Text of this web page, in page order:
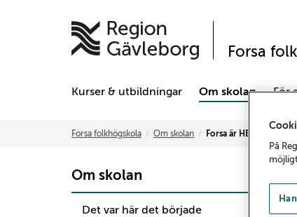
Forsa
Kurser & utbildningar
Om skolan För
Forsa folkhögskola Om skolan Forsa är HBTQI-
Om skolan
Det var här det började
På